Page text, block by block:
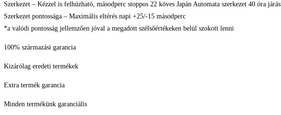
Szerkezet – Kézzel is felhúzható, másodperc stoppos 22 köves Japán Automata szerkezet 40 óra
Szerkezet pontossága – Maximális eltérés napi +25/-15 másodperc
*a valódi pontosság jellemzően jóval a megadott szélsőértékeken belül szokott lenni
100% származási garancia
Kizárólag eredeti termékek
Extra termék garancia
Minden termékünk garanciális